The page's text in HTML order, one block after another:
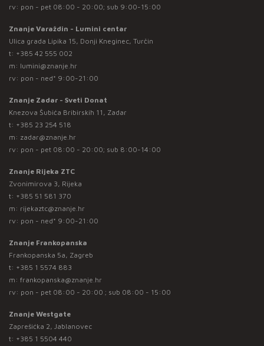
rv: pon - pet 08:00 - 20:00; sub 9:00-15:00
Znanje Varaždin - Lumini centar
Ulica grada Lipika 15, Donji Kneginec, Turčin
t: +385 42 555 002
m: lumini@znanje.hr
rv: pon - ned* 9:00-21:00
Znanje Zadar - Sveti Donat
Knezova Šubića Bribirskih 11, Zadar
t: +385 23 254 518
m: zadar@znanje.hr
rv: pon - pet 08:00 - 20:00; sub 8:00-14:00
Znanje Rijeka ZTC
Zvonimirova 3, Rijeka
t: +385 51 581 370
m: rijekaztc@znanje.hr
rv: pon - ned* 9:00-21:00
Znanje Frankopanska
Frankopanska 5a, Zagreb
t: +385 1 5574 883
m: frankopanska@znanje.hr
rv: pon - pet 08:00 - 20:00 ; sub 08:00 - 15:00
Znanje Westgate
Zaprešićka 2, Jablanovec
t: +385 1 5504 440